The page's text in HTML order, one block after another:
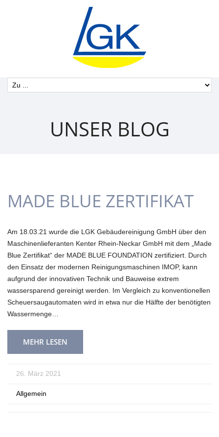
UNSER BLOG
MADE BLUE ZERTIFIKAT
Am 18.03.21 wurde die LGK Gebäudereinigung GmbH über den
Maschinenlieferanten Kenter Rhein-Neckar GmbH mit dem „Made
Blue Zertifikat“ der MADE BLUE FOUNDATION zertifiziert. Durch
den Einsatz der modernen Reinigungsmaschinen IMOP, kann
aufgrund der innovativen Technik und Bauweise extrem
wassersparend gereinigt werden. Im Vergleich zu konventionellen
Scheuersaugautomaten wird in etwa nur die Hälfte der benötigten
Wassermenge…
MEHR LESEN
26. März 2021
Allgemein